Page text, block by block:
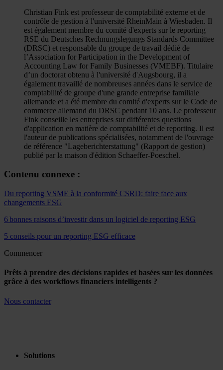
Christian Fink est professeur de comptabilité externe et de
contrôle de gestion à l'université RheinMain à Wiesbaden. Il
est également membre du comité d'experts sur le reporting
RSE du Deutsches Rechnungslegungs Standards Committee
(DRSC) et responsable du groupe de travail dédié de
l’Association for Participation in the Development of
Accounting Law for Family Businesses (VMEBF). Titulaire
d’un doctorat obtenu à l'université d'Augsbourg, il a
également travaillé de nombreuses années dans le service de
comptabilité de groupe d'une grande entreprise familiale
allemande et a été membre du comité d'experts sur le Code de
commerce allemand du DRSC pendant 10 ans. Le professeur
Fink conseille les entreprises sur différentes questions
d'application en matière de comptabilité et de reporting. Il est
l'auteur de publications spécialisées, notamment de l'ouvrage
de référence "Lageberichterstattung" (Rapport de gestion)
publié par la maison d'édition Schaeffer-Poeschel.
Contenu connexe :
Du reporting VSME à la conformité CSRD: faire face aux
changements ESG
6 bonnes raisons d’investir dans un logiciel de reporting ESG
5 conseils pour un reporting ESG efficace
Commencer
Prêts à prendre des décisions rapides et basées sur les données
grâce à des workflows financiers intelligents ?
Nous contacter
Solutions